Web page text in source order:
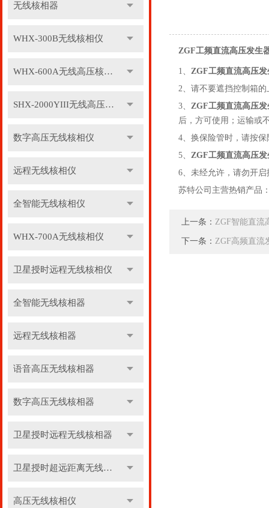
无线核相器
WHX-300B无线核相仪
WHX-600A无线高压核相仪
SHX-2000YIII无线高压核相仪
数字高压无线核相仪
远程无线核相仪
全智能无线核相仪
WHX-700A无线核相仪
卫星授时远程无线核相仪
全智能无线核相器
远程无线核相器
语音高压无线核相器
数字高压无线核相器
卫星授时远程无线核相器
卫星授时超远距离无线核相器
高压无线核相仪
ZGF工频直流高压发生
1、 ZGF工频直流高压发
2、请不要遮挡控制箱
3、 ZGF工频直流高压发
后，方可使用；运输或
4、换保险管时，请按
5、 ZGF工频直流高压发
6、未经允许，请勿开
苏特公司主营热销产品
上一条： ZGF智能直流
下一条： ZGF高频直流